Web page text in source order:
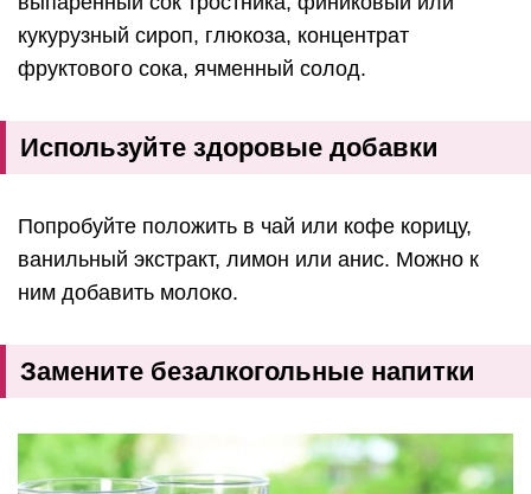
кукурузный сироп, глюкоза, концентрат
фруктового сока, ячменный солод.
Используйте здоровые добавки
Попробуйте положить в чай или кофе корицу,
ванильный экстракт, лимон или анис. Можно к
ним добавить молоко.
Замените безалкогольные напитки